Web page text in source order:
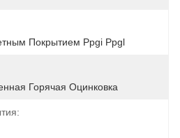
Покрытием Ppgi Ppgl
Горячая Оцинковка